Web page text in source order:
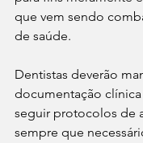
que vem sendo
de saúde.
Dentistas deverão
documentação
seguir protocolos de
sempre que